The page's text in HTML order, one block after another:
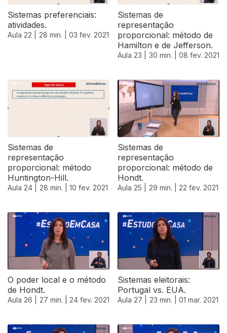
Sistemas preferenciais:
atividades.
Aula 22 | 28 min. | 03 fev. 2021
Sistemas de
representação
proporcional: método de
Hamilton e de Jefferson.
Aula 23 | 30 min. | 08 fev. 2021
Sistemas de
representação
proporcional: método
Huntington-Hill.
Aula 24 | 28 min. | 10 fev. 2021
Sistemas de
representação
proporcional: método de
Hondt.
Aula 25 | 29 min. | 22 fev. 2021
O poder local e o método
de Hondt.
Aula 26 | 27 min. | 24 fev. 2021
Sistemas eleitorais:
Portugal vs. EUA.
Aula 27 | 23 min. | 01 mar. 2021